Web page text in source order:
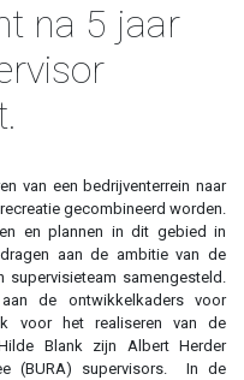
na 5 jaar
van een bedrijventerrein naar
gecombineerd worden.
en plannen in dit gebied in
aan de ambitie van de
supervisieteam samengesteld.
de ontwikkelkaders voor
voor het realiseren van de
Blank zijn Albert Herder
(BURA) supervisors. In de